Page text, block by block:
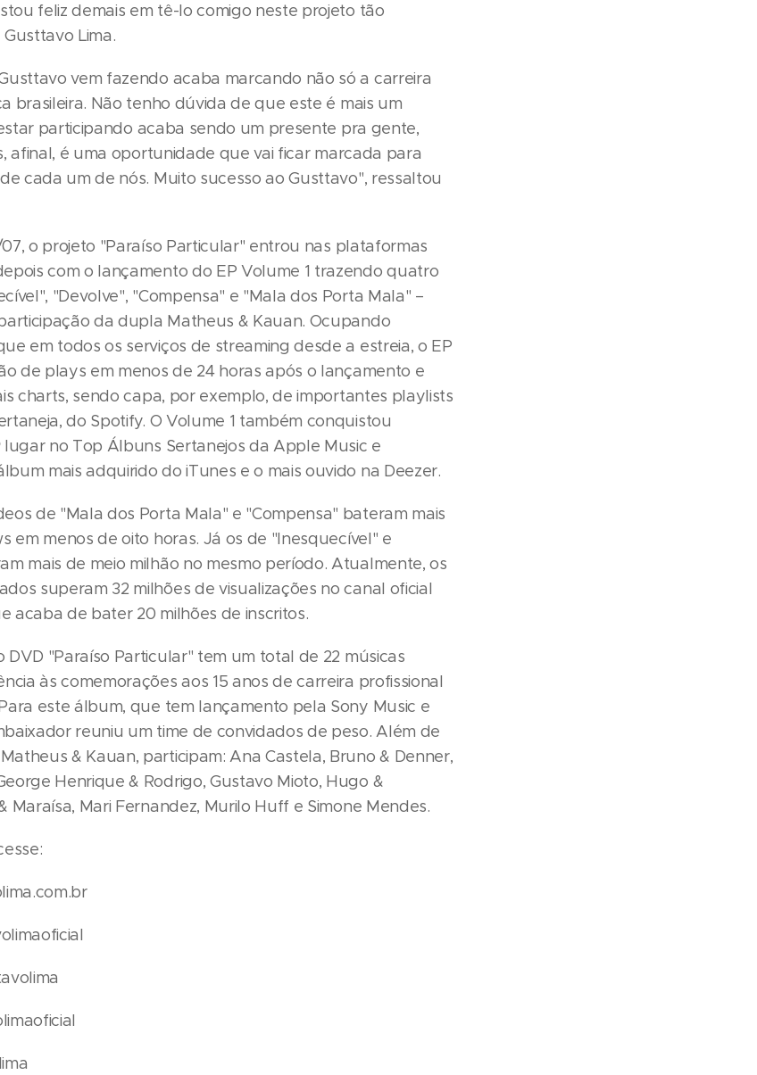
feliz demais em tê-lo comigo neste projeto tão
Lima.
vem fazendo acaba marcando não só a carreira
brasileira. Não tenho dúvida de que este é mais um
participando acaba sendo um presente pra gente,
afinal, é uma oportunidade que vai ficar marcada para
cada um de nós. Muito sucesso ao Gusttavo", ressaltou
o projeto "Paraíso Particular" entrou nas plataformas
com o lançamento do EP Volume 1 trazendo quatro
"Devolve", "Compensa" e "Mala dos Porta Mala" –
da dupla Matheus & Kauan. Ocupando
em todos os serviços de streaming desde a estreia, o EP
de plays em menos de 24 horas após o lançamento e
charts, sendo capa, por exemplo, de importantes playlists
do Spotify. O Volume 1 também conquistou
lugar no Top Álbuns Sertanejos da Apple Music e
mais adquirido do iTunes e o mais ouvido na Deezer.
de "Mala dos Porta Mala" e "Compensa" bateram mais
em menos de oito horas. Já os de "Inesquecível" e
mais de meio milhão no mesmo período. Atualmente, os
superam 32 milhões de visualizações no canal oficial
acaba de bater 20 milhões de inscritos.
"Paraíso Particular" tem um total de 22 músicas
às comemorações aos 15 anos de carreira profissional
este álbum, que tem lançamento pela Sony Music e
reuniu um time de convidados de peso. Além de
& Kauan, participam: Ana Castela, Bruno & Denner,
Henrique & Rodrigo, Gustavo Mioto, Hugo &
Maraísa, Mari Fernandez, Murilo Huff e Simone Mendes.